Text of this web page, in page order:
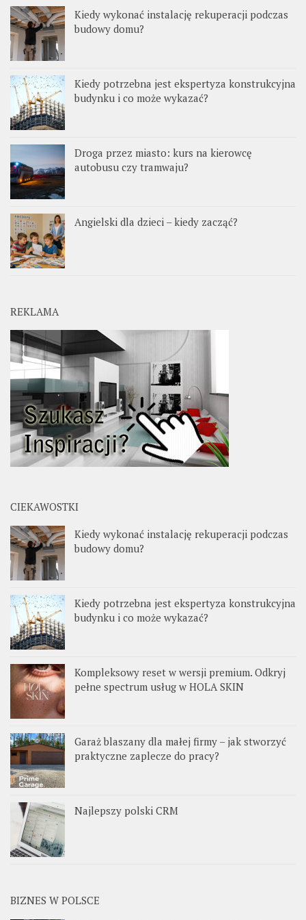
Kiedy wykonać instalację rekuperacji podczas
budowy domu?
Kiedy potrzebna jest ekspertyza konstrukcyjna
budynku i co może wykazać?
Droga przez miasto: kurs na kierowcę
autobusu czy tramwaju?
Angielski dla dzieci – kiedy zacząć?
REKLAMA
CIEKAWOSTKI
Kiedy wykonać instalację rekuperacji podczas
budowy domu?
Kiedy potrzebna jest ekspertyza konstrukcyjna
budynku i co może wykazać?
Kompleksowy reset w wersji premium. Odkryj
pełne spectrum usług w HOLA SKIN
Garaż blaszany dla małej firmy – jak stworzyć
praktyczne zaplecze do pracy?
Najlepszy polski CRM
BIZNES W POLSCE